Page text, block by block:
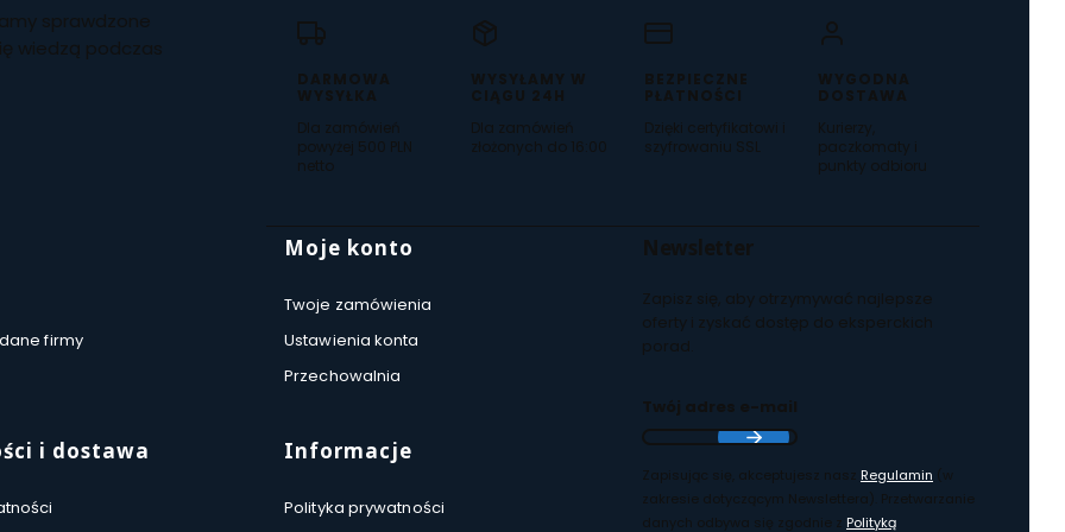
sprawdzone
wiedzą podczas
DARMOWA
WYSYŁKA
Dla zamówień
powyżej 500 PLN
netto
WYSYŁAMY W
CIĄGU 24H
Dla zamówień
złożonych do 16:00
BEZPIECZNE
PŁATNOŚCI
Dzięki certyfikatowi i
szyfrowaniu SSL
WYGODNA
DOSTAWA
Kurierzy,
paczkomaty i
punkty odbioru
firmy
Moje konto
Twoje zamówienia
Ustawienia konta
Przechowalnia
i dostawa Informacje
Polityka prywatności
Newsletter
Zapisz się, aby otrzymywać najlepsze
oferty i zyskać dostęp do eksperckich
porad.
Twój adres e-mail
Zapisując się, akceptujesz nasz Regulamin (w
zakresie dotyczącym Newslettera). Przetwarzanie
danych odbywa się zgodnie z Polityką